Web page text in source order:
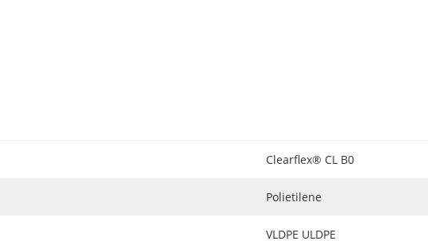
Clearflex® CL B0
Polietilene
VLDPE ULDPE